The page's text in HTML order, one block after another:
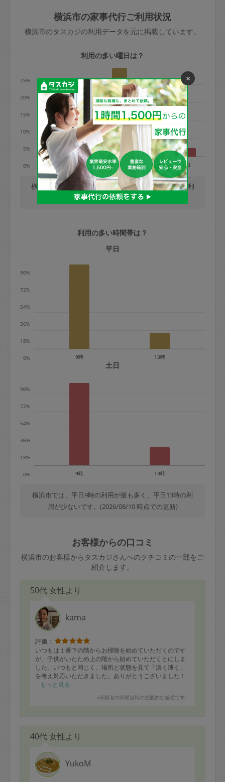
依頼者不在による当日キャンセル＝依頼
金額の100%＋交通費全額
※例：依頼日時／土曜日午前9時開始の場
発生
水曜日9時〜金曜日9時まで＝依頼料金の
金曜日9時～土曜日8時まで＝依頼金額の
100%
土曜日8時〜実施時間＝依頼金額の100%
＋交通費全額
依頼者不在による当日キャンセル＝依頼
金額の100%＋交通費全額
定期契約をキャンセルする場合、毎週定
期は月2回まで隔週定期は月1回までキャ
※キャンセル料金の設定について：
きた場合は損害保険の対象外となるので
ご注意ください。
玉、など
あわせてこちらも参照ください：初めて
はありますか？
横浜市の家事代行ご利用状況
横浜市のタスカジの利用データを元に掲載しています。
利用の多い曜日は？
0%
5%
10%
15%
20%
25%
月 火 水 木 金 土 日
横浜市では、毎週木曜日の利用が最も多く、日曜日の利
用が少ないです。(2026/08/10 時点での更新)
利用の多い時間帯は？
平日
0%
18%
36%
54%
72%
90%
9時 13時
土日
0%
18%
36%
54%
72%
90%
9時 13時
横浜市では、平日9時の利用が最も多く、平日13時の利
用が少ないです。(2026/08/10 時点での更新)
お客様からの口コミ
横浜市のお客様からタスカジさんへのクチコミの一部をご
紹介します。
50代 女性より
kama
評価：
いつもは１番下の階からお掃除を始めていただくのです
が、子供がいたため上の階から始めていただくとにしま
した。いつもと同じく、場所と状態を見て「濃く薄く」
を考え対応いただきました。ありがとうございました！
もっと見る
※依頼者の依頼当時の主観的な感想です。
40代 女性より
YukoM
×